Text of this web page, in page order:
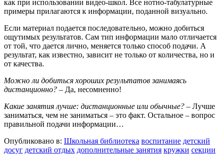
как при использовании видео-школ. Все нотно-табулатурные
примеры прилагаются к информации, поданной визуально.
Если материал подается последовательно, можно добиться
ощутимых результатов. Сам тип информации мало отличается
от той, что дается лично, меняется только способ подачи. А
результат, как известно, зависит не только от количества, но и
от качества.
Можно ли добиться хороших результатов занимаясь
дистанционно? – Да, несомненно!
Какие занятия лучше: дистанционные или обычные? – Лучше
заниматься, чем не заниматься – это факт. Остальное – вопрос
правильной подачи информации…
Опубликовано в: Школьная библиотека воспитание детский
досуг детский отдых дополнительные занятия кружки секции